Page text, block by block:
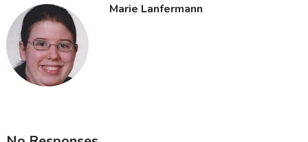
Marie Lanfermann